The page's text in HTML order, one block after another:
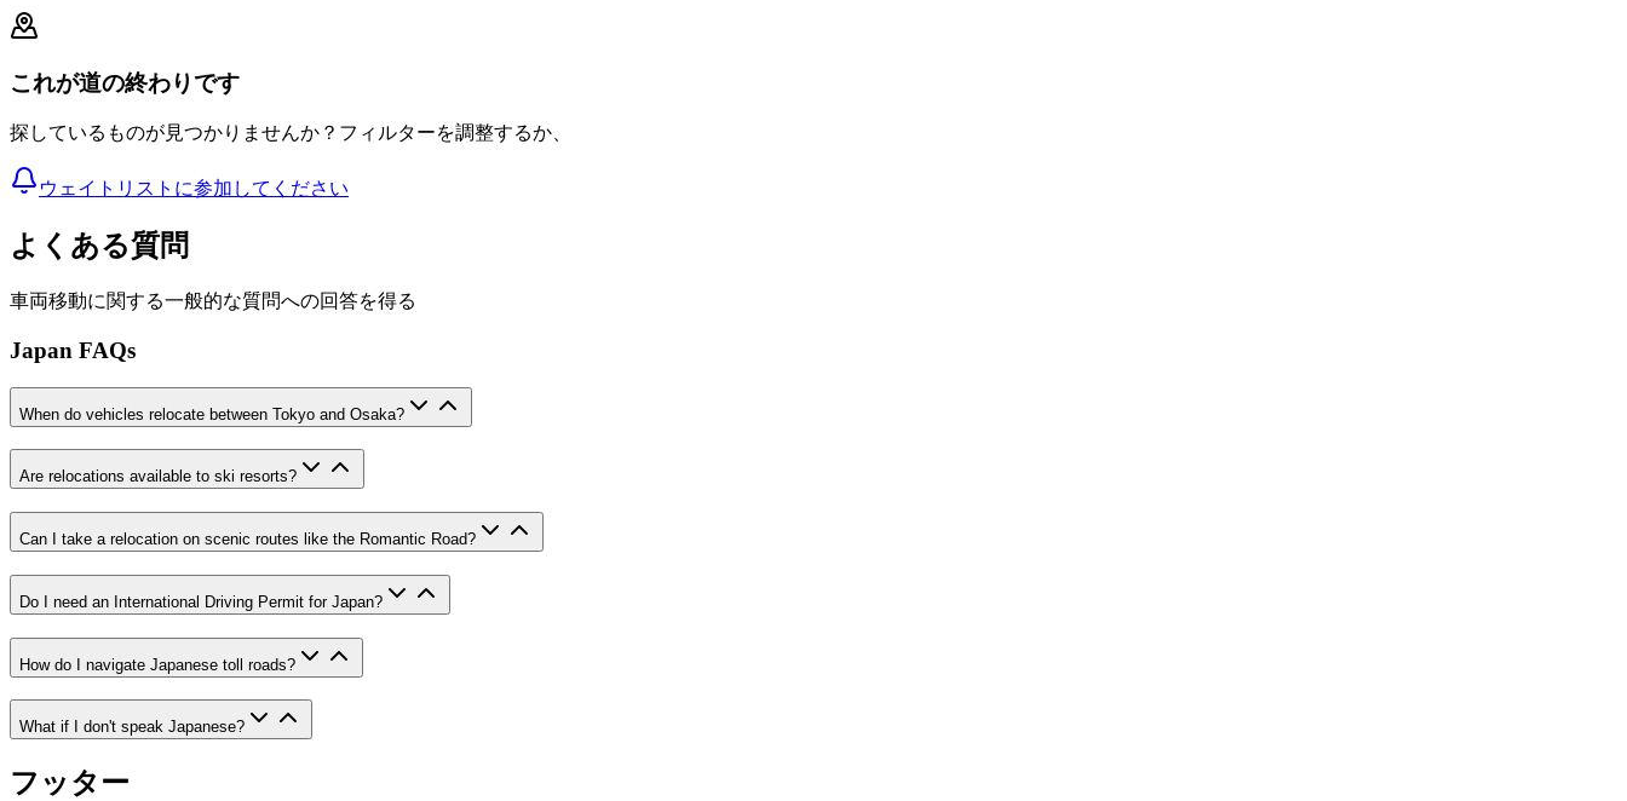
これが道の終わりです
探しているものが見つかりませんか？フィルターを調整するか、
ウェイトリストに参加してください
よくある質問
車両移動に関する一般的な質問への回答を得る
Japan FAQs
When do vehicles relocate between Tokyo and Osaka?
Are relocations available to ski resorts?
Can I take a relocation on scenic routes like the Romantic Road?
Do I need an International Driving Permit for Japan?
How do I navigate Japanese toll roads?
What if I don't speak Japanese?
フッター